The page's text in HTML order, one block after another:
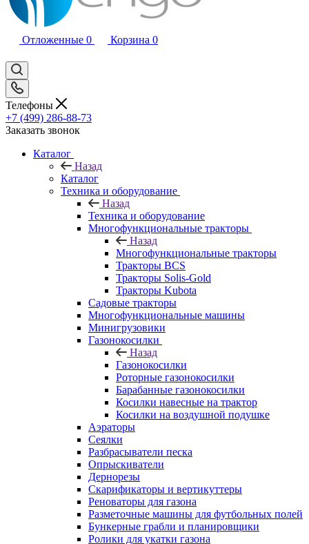
Отложенные 0 Корзина 0
Телефоны
+7 (499) 286-88-73
Заказать звонок
Каталог
Назад
Каталог
Техника и оборудование
Назад
Техника и оборудование
Многофункциональные тракторы
Назад
Многофункциональные тракторы
Тракторы BCS
Тракторы Solis-Gold
Тракторы Kubota
Садовые тракторы
Многофункциональные машины
Минигрузовики
Газонокосилки
Назад
Газонокосилки
Роторные газонокосилки
Барабанные газонокосилки
Косилки навесные на трактор
Косилки на воздушной подушке
Аэраторы
Сеялки
Разбрасыватели песка
Опрыскиватели
Дернорезы
Скарификаторы и вертикуттеры
Реноваторы для газона
Разметочные машины для футбольных полей
Бункерные грабли и планировщики
Ролики для укатки газона